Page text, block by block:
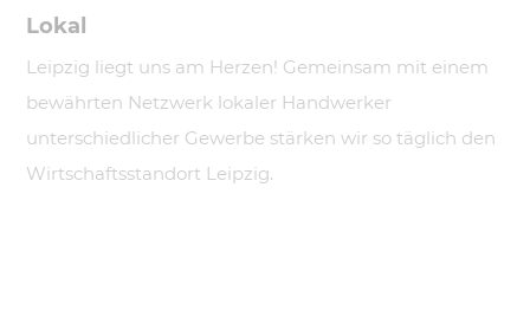
Lokal
Leipzig liegt uns am Herzen! Gemeinsam mit einem
bewährten Netzwerk lokaler Handwerker
unterschiedlicher Gewerbe stärken wir so täglich den
Wirtschaftsstandort Leipzig.